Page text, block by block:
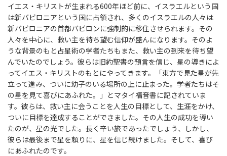
イエス・キリストが生まれる600年ほど前に、イスラエルという国
は新バビロニアという国に占領され、多くのイスラエルの人々は
新バビロニアの首都バビロンに強制的に移住させられます。その
人々を中心に、救い主を待ち望む信仰が盛んになります。そのよ
うな背景のもと占星術の学者たちもまた、救い主の到来を待ち望
んでいたのでしょう。彼らは旧約聖書の預言を信じ、星の導きによ
ってイエス・キリストのもとにやってきます。「東方で見た星が先
立って進み、ついに幼子のいる場所の上に止まった。学者たちはそ
の星を見て喜びにあふれた。」とマタイ福音書に記されていま
す。彼らは、救い主に会うことを人生の目標として、生涯をかけ、
ついに目標を達成することができました。その人生の成功を導い
たのが、星の光でした。長く辛い旅であったでしょう、しかし、
彼らは最後まで星を頼りに、星を信じ続けました。そして、喜び
にあふれたのです。